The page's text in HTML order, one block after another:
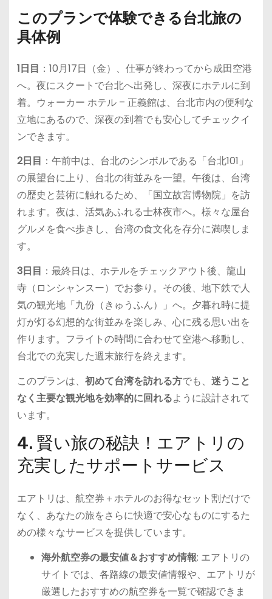
このプランで体験できる台北旅の
具体例
1日目 ：10月17日（金）、仕事が終わってから成田空港
へ。夜にスクートで台北へ出発し、深夜にホテルに到
着。ウォーカー ホテル – 正義館は、台北市内の便利な
立地にあるので、深夜の到着でも安心してチェックイ
ンできます。
2日目 ：午前中は、台北のシンボルである「台北101」
の展望台に上り、台北の街並みを一望。午後は、台湾
の歴史と芸術に触れるため、「国立故宮博物院」を訪
れます。夜は、活気あふれる士林夜市へ。様々な屋台
グルメを食べ歩きし、台湾の食文化を存分に満喫しま
す。
3日目 ：最終日は、ホテルをチェックアウト後、龍山
寺（ロンシャンスー）でお参り。その後、地下鉄で人
気の観光地「九份（きゅうふん）」へ。夕暮れ時に提
灯が灯る幻想的な街並みを楽しみ、心に残る思い出を
作ります。フライトの時間に合わせて空港へ移動し、
台北での充実した週末旅行を終えます。
このプランは、 初めて台湾を訪れる方でも、 迷うこと
なく主要な観光地を効率的に回れるように設計されて
います。
4. 賢い旅の秘訣！エアトリの
充実したサポートサービス
エアトリは、航空券＋ホテルのお得なセット割だけで
なく、あなたの旅をさらに快適で安心なものにするた
めの様々なサービスを提供しています。
海外航空券の最安値＆おすすめ情報: エアトリの
サイトでは、各路線の最安値情報や、エアトリが
厳選したおすすめの航空券を一覧で確認できま